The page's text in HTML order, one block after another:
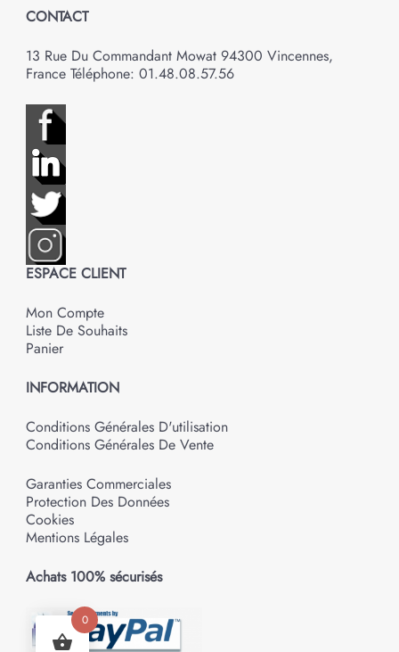
CONTACT
13 Rue Du Commandant Mowat 94300 Vincennes,
France Téléphone: 01.48.08.57.56
ESPACE CLIENT
Mon Compte
Liste De Souhaits
Panier
INFORMATION
Conditions Générales D'utilisation
Conditions Générales De Vente
Garanties Commerciales
Protection Des Données
Cookies
Mentions Légales
Achats 100% sécurisés
0